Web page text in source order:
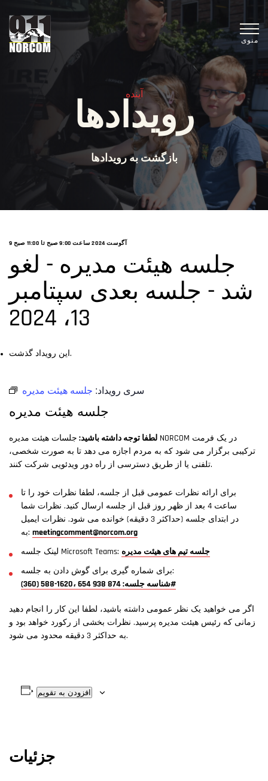
منوی
آینده
رویدادها
بازگشت به رویدادها
9 آگوست 2024 ساعت 9:00 صبح تا 11:00 صبح
جلسه هیئت مدیره - لغو
شد - جلسه بعدی سپتامبر
13، 2024
این رویداد گذشت.
سری رویداد: جلسه هیئت مدیره
جلسه هیئت مدیره
لطفا توجه داشته باشید: جلسات هیئت مدیره NORCOM در یک فرمت
ترکیبی برگزار می شود که به مردم اجازه می دهد تا به صورت شخصی،
تلفنی یا از طریق دسترسی از راه دور ویدئویی شرکت کنند.
برای ارائه نظرات عمومی قبل از جلسه، لطفا نظرات خود را تا
ساعت 4 بعد از ظهر روز قبل از جلسه ارسال کنید. نظرات شما
در ابتدای جلسه (حداکثر 3 دقیقه) خوانده می شود. نظرات ایمیل
به: meetingcomment@norcom.org
لینک جلسه Microsoft Teams: جلسه تیم های هیئت مدیره
برای شماره گیری برای گوش دادن به جلسه:
(360) 588-1620، شناسه جلسه: 874 938 654#
اگر می خواهید یک نظر عمومی داشته باشید، لطفا این کار را انجام دهید
زمانی که رئیس هیئت مدیره پرسید. نظرات بخشی از رکورد خواهد بود و
به حداکثر 3 دقیقه محدود می شود.
افزودن به تقویم
جزئیات